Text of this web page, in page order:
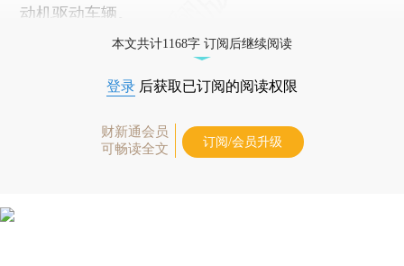
动机驱动车辆。
本文共计1168字 订阅后继续阅读
登录 后获取已订阅的阅读权限
财新通会员
可畅读全文
订阅/会员升级